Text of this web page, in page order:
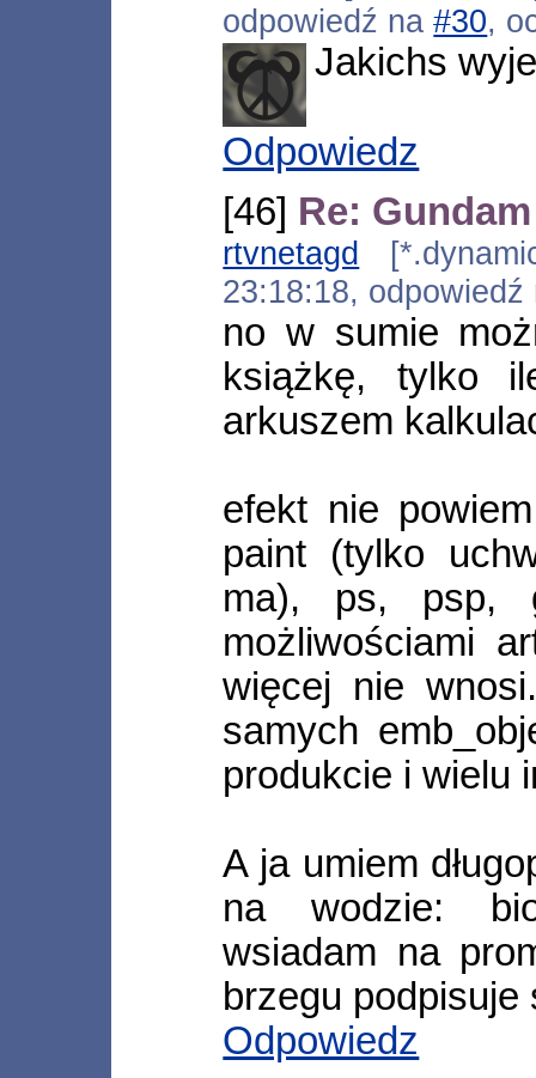
odpowiedź na#30,
Jakichs
Odpowiedz
[46] Re:
rtvnetagd
23:18:18,
no w sumie
książkę, tylko
arkuszem
efekt nie
paint (tylko
ma), ps, psp,
możliwościami
więcej nie
samych
produkcie i wielu
A ja umiem
na wodzie:
wsiadam na
brzegu podpisuje
Odpowiedz